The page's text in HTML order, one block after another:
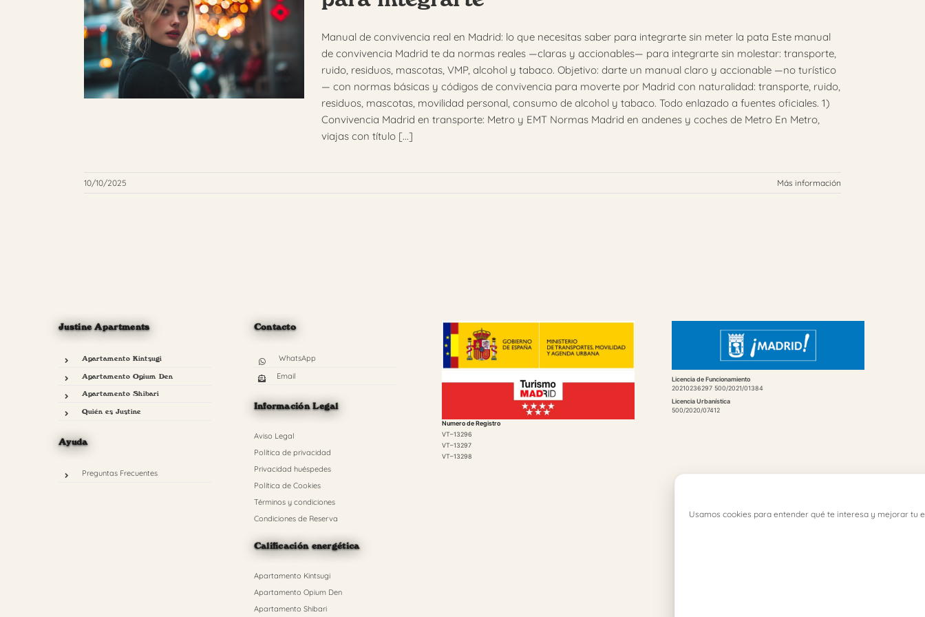
Usamos cookies para entender qué te interesa y mejorar tu
Manual de convivencia real en Madrid: lo que necesitas saber para integrarte sin meter la pata Este manual
de convivencia Madrid te da normas reales —claras y accionables— para integrarte sin molestar: transporte,
ruido, residuos, mascotas, VMP, alcohol y tabaco. Objetivo: darte un manual claro y accionable —no turístico
— con normas básicas y códigos de convivencia para moverte por Madrid con naturalidad: transporte, ruido,
residuos, mascotas, movilidad personal, consumo de alcohol y tabaco. Todo enlazado a fuentes oficiales. 1)
Convivencia Madrid en transporte: Metro y EMT Normas Madrid en andenes y coches de Metro En Metro,
viajas con título [...]
10/10/2025 Más información
Justine Apartments
Apartamento Kintsugi
Apartamento Opium Den
Apartamento Shibari
Quién es Justine
Ayuda
Preguntas Frecuentes
Contacto
WhatsApp
Email
Información Legal
Aviso Legal
Política de privacidad
Privacidad huéspedes
Política de Cookies
Términos y condiciones
Condiciones de Reserva
Calificación energética
Apartamento Kintsugi
Apartamento Opium Den
Apartamento Shibari
Numero de Registro
VT–13296
VT–13297
VT–13298
Licencia de Funcionamiento
20210236297 500/2021/01384
Licencia Urbanística
500/2020/07412